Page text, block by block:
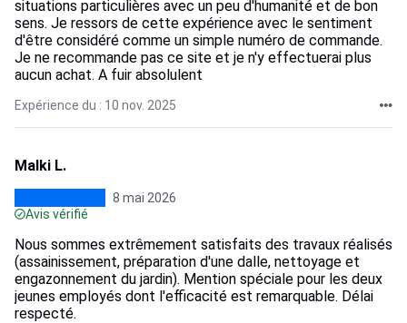
situations particulières avec un peu d'humanité et de bon
sens. Je ressors de cette expérience avec le sentiment
d'être considéré comme un simple numéro de commande.
Je ne recommande pas ce site et je n'y effectuerai plus
aucun achat. A fuir absolulent
Expérience du : 10 nov. 2025
Malki L.
8 mai 2026
Avis vérifié
Nous sommes extrêmement satisfaits des travaux réalisés
(assainissement, préparation d'une dalle, nettoyage et
engazonnement du jardin). Mention spéciale pour les deux
jeunes employés dont l'efficacité est remarquable. Délai
respecté.